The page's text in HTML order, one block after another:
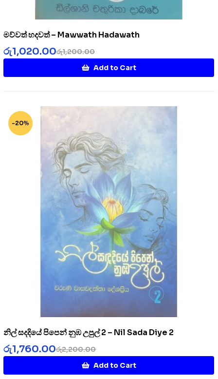
මව්වත් හදවත් – Mawwath Hadawath
රු1,200.00
රු1,020.00
Add to Cart
-20%
නිල් සදදියේ පිපෙන් නුඹ උපුල් 2 – Nil Sada Diye 2
රු2,200.00
රු1,760.00
Add to Cart